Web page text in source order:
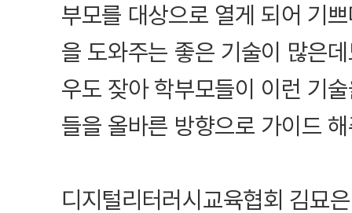
부모를 대상으로 열게 되어 기
을 도와주는 좋은 기술이 많은
우도 잦아 학부모들이 이런 기
들을 올바른 방향으로 가이드
디지털리터러시교육협회 김묘